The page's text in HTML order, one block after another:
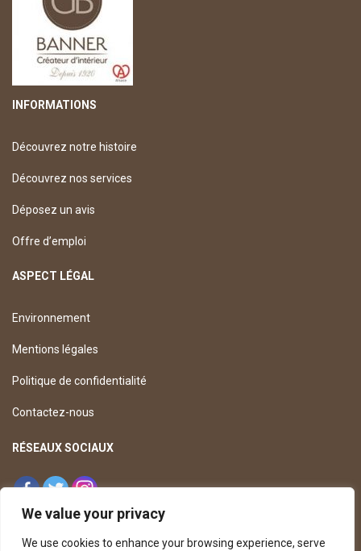
We value your privacy
We use cookies to enhance your browsing experience, serve
INFORMATIONS
Découvrez notre histoire
Découvrez nos services
Déposez un avis
Offre d’emploi
ASPECT LÉGAL
Environnement
Mentions légales
Politique de confidentialité
Contactez-nous
RÉSEAUX SOCIAUX